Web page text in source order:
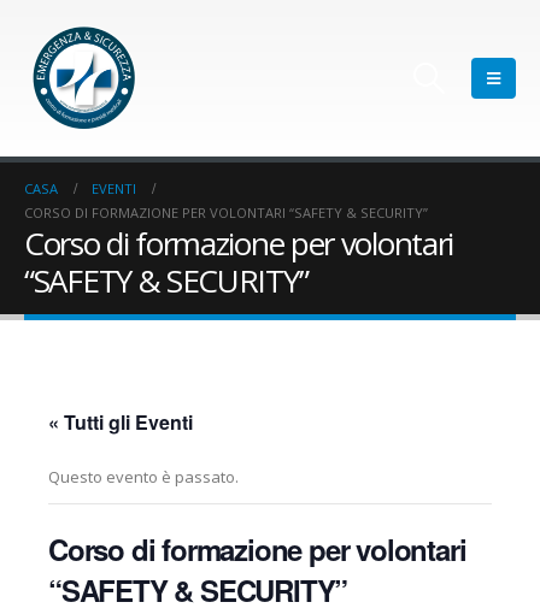
CASA
EVENTI
CORSO DI FORMAZIONE PER VOLONTARI “SAFETY & SECURITY”
Corso di formazione per volontari
“SAFETY & SECURITY”
« Tutti gli Eventi
Questo evento è passato.
Corso di formazione per volontari
“SAFETY & SECURITY”